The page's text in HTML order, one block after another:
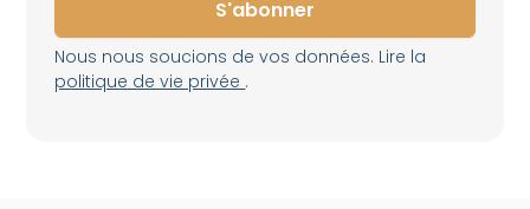
Nous nous soucions de vos données. Lire la
politique de vie privée .